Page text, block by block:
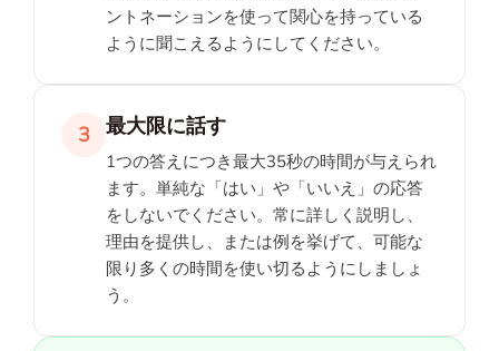
ントネーションを使って関心を持っている
ように聞こえるようにしてください。
3 最大限に話す
1つの答えにつき最大35秒の時間が与えられ
ます。単純な「はい」や「いいえ」の応答
をしないでください。常に詳しく説明し、
理由を提供し、または例を挙げて、可能な
限り多くの時間を使い切るようにしましょ
う。